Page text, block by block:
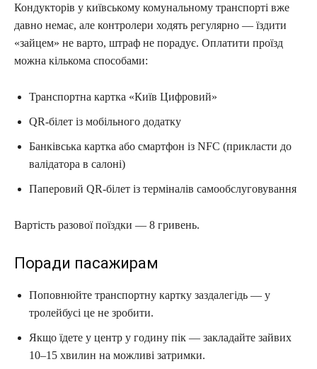
Кондукторів у київському комунальному транспорті вже
давно немає, але контролери ходять регулярно — їздити
«зайцем» не варто, штраф не порадує. Оплатити проїзд
можна кількома способами:
Транспортна картка «Київ Цифровий»
QR-білет із мобільного додатку
Банківська картка або смартфон із NFC (прикласти до
валідатора в салоні)
Паперовий QR-білет із терміналів самообслуговування
Вартість разової поїздки — 8 гривень.
Поради пасажирам
Поповнюйте транспортну картку заздалегідь — у
тролейбусі це не зробити.
Якщо їдете у центр у годину пік — закладайте зайвих
10–15 хвилин на можливі затримки.